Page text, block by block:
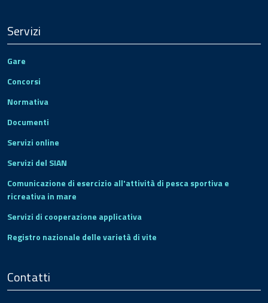
Servizi
Gare
Concorsi
Normativa
Documenti
Servizi online
Servizi del SIAN
Comunicazione di esercizio all'attività di pesca sportiva e
ricreativa in mare
Servizi di cooperazione applicativa
Registro nazionale delle varietà di vite
Contatti